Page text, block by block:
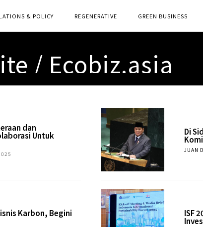
& POLICY REGENERATIVE GREEN BUSINESS
/ Ecobiz.asia
dan
Untuk Di
JUAN
Karbon, Begini ISF